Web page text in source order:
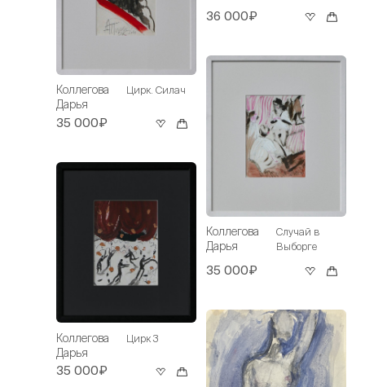
Коллегова
Дарья
Цирк. Силач
35 000₽
Коллегова
Дарья
Цирк 3
35 000₽
36 000₽
Коллегова
Дарья
Случай в
Выборге
35 000₽